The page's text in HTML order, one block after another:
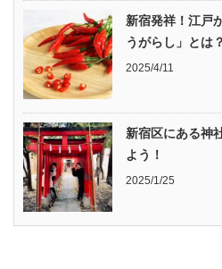
新宿発祥！江戸
うがらし」とは
2025/4/11
新宿区にある神
よう！
2025/1/25